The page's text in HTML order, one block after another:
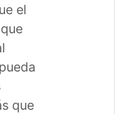
el
que